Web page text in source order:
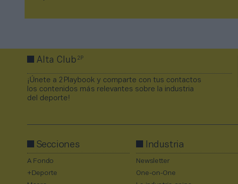
Alta Club2P
¡Únete a 2Playbook y comparte con tus contactos
los contenidos más relevantes sobre la industria
del deporte!
Secciones
A Fondo
+Deporte
Industria
Newsletter
One-on-One